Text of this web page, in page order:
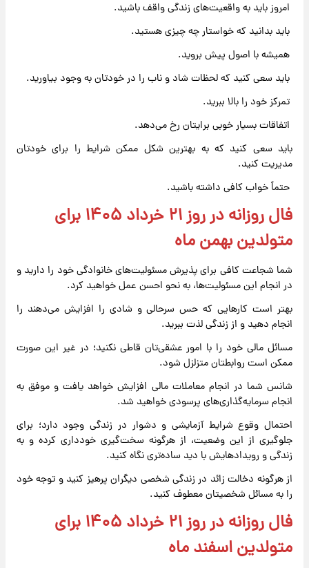
امروز باید به واقعیت‌های زندگی واقف باشید.
باید بدانید که خواستار چه چیزی هستید.
همیشه با اصول پیش بروید.
باید سعی کنید که لحظات شاد و ناب را در خودتان به وجود بیاورید.
تمرکز خود را بالا ببرید.
اتفاقات بسیار خوبی برایتان رخ می‌دهد.
باید سعی کنید که به بهترین شکل ممکن شرایط را برای خودتان
مدیریت کنید.
حتماً خواب کافی داشته باشید.
فال روزانه در روز ۲۱ خرداد ۱۴۰۵ برای
متولدین بهمن ماه
شما شجاعت کافی برای پذیرش مسئولیت‌های خانوادگی خود را دارید و
در انجام این مسئولیت‌ها، به نحو احسن عمل خواهید کرد.
بهتر است کارهایی که حس سرحالی و شادی را افزایش می‌دهند را
انجام دهید و از زندگی لذت ببرید.
مسائل مالی خود را با امور عشقی‌تان قاطی نکنید؛ در غیر این صورت
ممکن است روابطتان متزلزل شود.
شانس شما در انجام معاملات مالی افزایش خواهد یافت و موفق به
انجام سرمایه‌گذاری‌های پرسودی خواهید شد.
احتمال وقوع شرایط آزمایشی و دشوار در زندگی وجود دارد؛ برای
جلوگیری از این وضعیت، از هرگونه سخت‌گیری خودداری کرده و به
زندگی و رویدادهایش با دید ساده‌تری نگاه کنید.
از هرگونه دخالت زائد در زندگی شخصی دیگران پرهیز کنید و توجه خود
را به مسائل شخصیتان معطوف کنید.
فال روزانه در روز ۲۱ خرداد ۱۴۰۵ برای
متولدین اسفند ماه